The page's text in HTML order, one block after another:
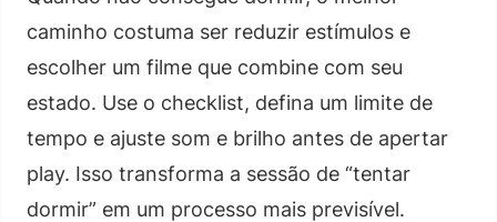
caminho costuma ser reduzir estímulos e
escolher um filme que combine com seu
estado. Use o checklist, defina um limite de
tempo e ajuste som e brilho antes de apertar
play. Isso transforma a sessão de “tentar
dormir” em um processo mais previsível.